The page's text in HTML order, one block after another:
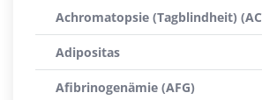
Achromatopsie (Tagblindheit)
Adipositas
Afibrinogenämie (AFG)